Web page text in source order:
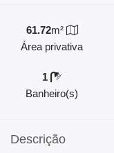
61.72m²
Área privativa
1
Banheiro(s)
Descrição